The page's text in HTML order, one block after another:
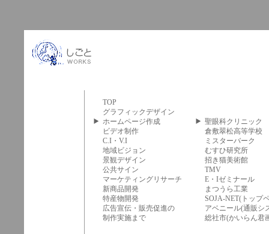
TOP
グラフィックデザイン
ホームページ作成
ビデオ制作
C.I・V.I
地域ビジョン
景観デザイン
公共サイン
マーケティングリサーチ
新商品開発
特産物開発
広告宣伝・販売促進の
制作実施まで
聖眼科クリニック
倉敷翠松高等学校
ミスターバーク
むすひ研究所
招き猫美術館
TMV
E・Iゼミナール
まつうら工業
SOJA-NET(トップ
アベニール(通販シ
総社市(かいらん君